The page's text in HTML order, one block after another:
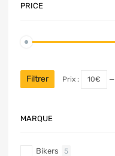
PRICE
Filtrer Prix : 10€ —
MARQUE
Bikers 5